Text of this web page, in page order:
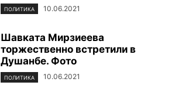
ПОЛИТИКА 10.06.2021
Шавката Мирзиеева
торжественно встретили в
Душанбе. Фото
ПОЛИТИКА 10.06.2021